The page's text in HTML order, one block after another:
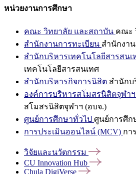
หน่วยงานการศึกษา
คณะ วิทยาลัย และสถาบัน คณะ
สำนักงานการทะเบียน สำนักงา
สำนักบริหารเทคโนโลยีสารสนเ
เทคโนโลยีสารสนเทศ
สำนักบริหารกิจการนิสิต สำนักบ
องค์การบริหารสโมสรนิสิตจุฬา
สโมสรนิสิตจุฬาฯ (อบจ.)
ศูนย์การศึกษาทั่วไป ศูนย์การศึก
การประเมินออนไลน์ (MCV) กา
วิจัยและนวัตกรรม
CU Innovation Hub
Chula DigiVerse